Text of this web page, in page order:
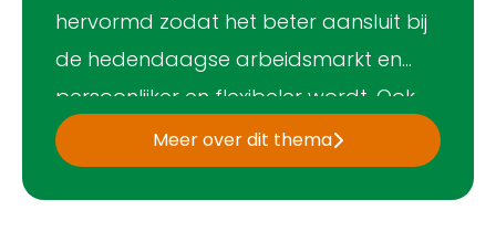
hervormd zodat het beter aansluit bij
de hedendaagse arbeidsmarkt en
persoonlijker en flexibeler wordt. Ook
wordt het beter uitlegbaar en eerlijk
over de mate van zekerheid die wordt
Meer over dit thema